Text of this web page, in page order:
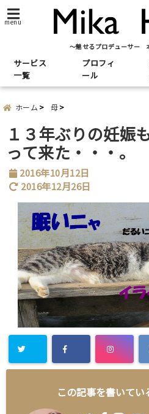
menu
～魅せるプロデューサー
サービス
一覧
プロフィ
ール
ホーム 母
１３年ぶりの妊娠
って来た・・・。
2016年10月12日
2016年12月26日
この記事を書いてい